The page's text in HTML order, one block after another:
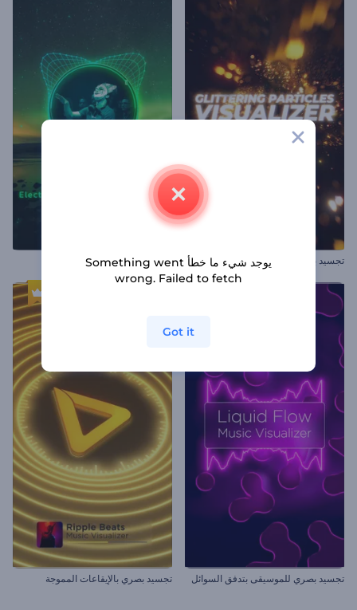
تجسيد بصري بجسيمات متلألئة تجسيد بصري دبستيب إلكتروني
تجسيد بصري للموسيقى بتدفق السوائل تجسيد بصري بالإيقاعات المموجة
يوجد شيء ما خطأ Something went
wrong. Failed to fetch
Got it